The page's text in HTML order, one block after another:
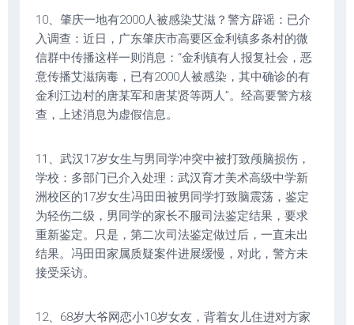
10、肇庆一地有2000人被感染艾滋？警方辟谣：已介
入调查：近日，广东肇庆市高要区金利镇多条村的微
信群中传播这样一则消息：“金利镇有人报复社会，恶
意传播艾滋病毒，已有2000人被感染，其中确诊的有
金利江边村的唐某军和唐某贤等两人”。经高要警方核
查，上述消息为虚假信息。
11、武汉17岁女生与男同学冲突中被打致颅脑损伤，
学校：多部门已介入处理：武汉育才美术高级中学新
洲校区的17岁女生冯田田被男同学打致脑震荡，鉴定
为轻伤二级，男同学的家长不服司法鉴定结果，要求
重新鉴定。只是，第二次司法鉴定做过后，一直未出
结果。冯田田家属质疑案件进展缓慢，对此，警方未
接受采访。
12、68岁大爷网恋小10岁女友，背着女儿住进对方家